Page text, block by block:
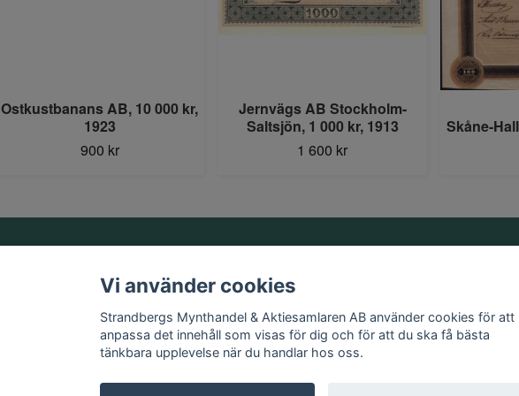
Ostkustbanans AB, 10 000 kr,
1923
900 kr
Jernvägs AB Stockholm-
Saltsjön, 1 000 kr, 1913
1 600 kr
Skåne-
Kontakt
Köpvillkor
Vi använder cookies
Strandbergs Mynthandel & Aktiesamlaren AB använder cookies för att
anpassa det innehåll som visas för dig och för att du ska få bästa
tänkbara upplevelse när du handlar hos oss.